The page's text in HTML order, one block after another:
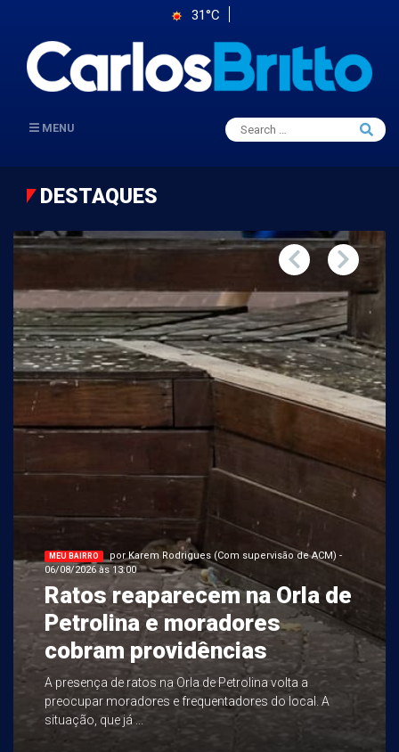
31°C
MENU
Search
for:
Search
DESTAQUES
MEU BAIRRO
por Karem Rodrigues (Com supervisão de ACM) -
06/08/2026 às 13:00
Ratos reaparecem na Orla de
Petrolina e moradores
cobram providências
A presença de ratos na Orla de Petrolina volta a
preocupar moradores e frequentadores do local. A
situação, que já ...